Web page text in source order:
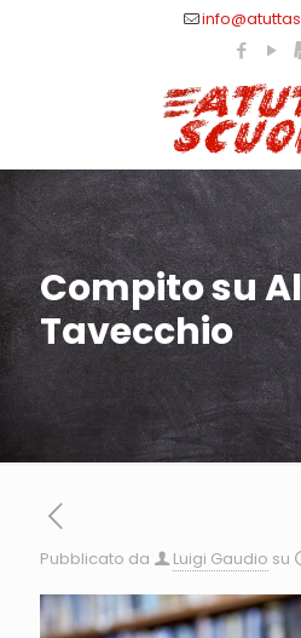
Compito su
Tavecchio
Pubblicato da Luigi Gaudio su